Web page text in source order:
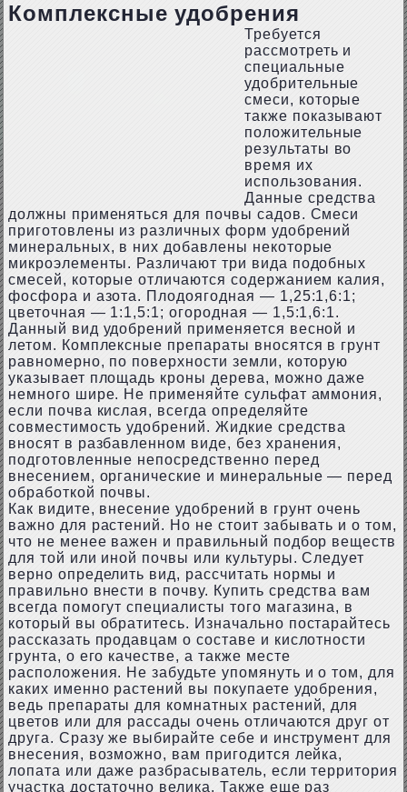
Комплексные удобрения
Требуется
рассмотреть и
специальные
удобрительные
смеси, которые
также показывают
положительные
результаты во
время их
использования.
Данные средства
должны применяться для почвы садов. Смеси
приготовлены из различных форм удобрений
минеральных, в них добавлены некоторые
микроэлементы. Различают три вида подобных
смесей, которые отличаются содержанием калия,
фосфора и азота. Плодоягодная — 1,25:1,6:1;
цветочная — 1:1,5:1; огородная — 1,5:1,6:1.
Данный вид удобрений применяется весной и
летом. Комплексные препараты вносятся в грунт
равномерно, по поверхности земли, которую
указывает площадь кроны дерева, можно даже
немного шире. Не применяйте сульфат аммония,
если почва кислая, всегда определяйте
совместимость удобрений. Жидкие средства
вносят в разбавленном виде, без хранения,
подготовленные непосредственно перед
внесением, органические и минеральные — перед
обработкой почвы.
Как видите, внесение удобрений в грунт очень
важно для растений. Но не стоит забывать и о том,
что не менее важен и правильный подбор веществ
для той или иной почвы или культуры. Следует
верно определить вид, рассчитать нормы и
правильно внести в почву. Купить средства вам
всегда помогут специалисты того магазина, в
который вы обратитесь. Изначально постарайтесь
рассказать продавцам о составе и кислотности
грунта, о его качестве, а также месте
расположения. Не забудьте упомянуть и о том, для
каких именно растений вы покупаете удобрения,
ведь препараты для комнатных растений, для
цветов или для рассады очень отличаются друг от
друга. Сразу же выбирайте себе и инструмент для
внесения, возможно, вам пригодится лейка,
лопата или даже разбрасыватель, если территория
участка достаточно велика. Также еще раз